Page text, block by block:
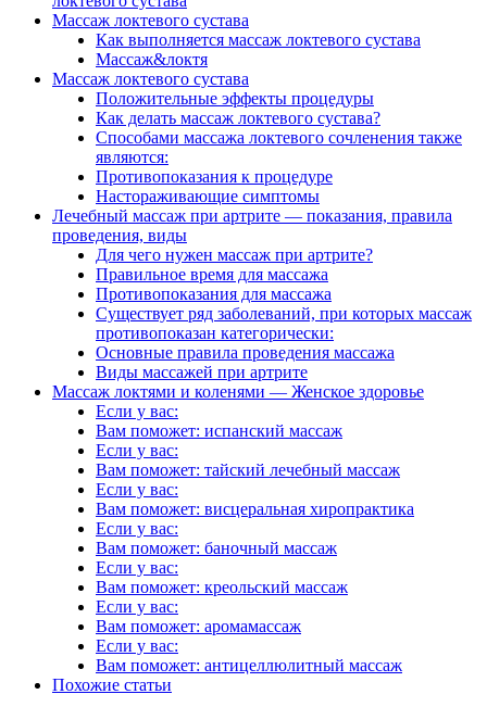
Массаж локтевого сустава
Как выполняется массаж локтевого сустава
Массаж&локтя
Массаж локтевого сустава
Положительные эффекты процедуры
Как делать массаж локтевого сустава?
Способами массажа локтевого сочленения также
являются:
Противопоказания к процедуре
Настораживающие симптомы
Лечебный массаж при артрите — показания, правила
проведения, виды
Для чего нужен массаж при артрите?
Правильное время для массажа
Противопоказания для массажа
Существует ряд заболеваний, при которых массаж
противопоказан категорически:
Основные правила проведения массажа
Виды массажей при артрите
Массаж локтями и коленями — Женское здоровье
Если у вас:
Вам поможет: испанский массаж
Если у вас:
Вам поможет: тайский лечебный массаж
Если у вас:
Вам поможет: висцеральная хиропрактика
Если у вас:
Вам поможет: баночный массаж
Если у вас:
Вам поможет: креольский массаж
Если у вас:
Вам поможет: аромамассаж
Если у вас:
Вам поможет: антицеллюлитный массаж
Похожие статьи